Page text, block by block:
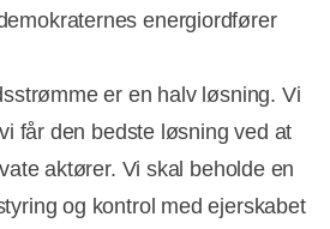
energiordfører
er en halv løsning. Vi
får den bedste løsning ved at
aktører. Vi skal beholde en
og kontrol med ejerskabet